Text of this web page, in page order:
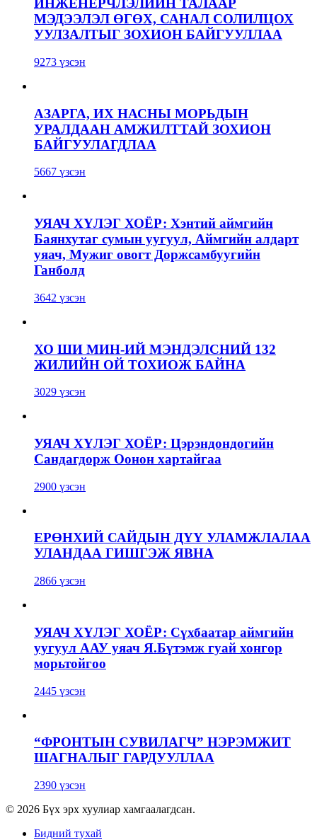
ИНЖЕНЕРЧЛЭЛИЙН ТАЛААР
МЭДЭЭЛЭЛ ӨГӨХ, САНАЛ СОЛИЛЦОХ
УУЛЗАЛТЫГ ЗОХИОН БАЙГУУЛЛАА
9273 үзсэн
АЗАРГА, ИХ НАСНЫ МОРЬДЫН
УРАЛДААН АМЖИЛТТАЙ ЗОХИОН
БАЙГУУЛАГДЛАА
5667 үзсэн
УЯАЧ ХҮЛЭГ ХОЁР: Хэнтий аймгийн
Баянхутаг сумын уугуул, Аймгийн алдарт
уяач, Мужиг овогт Доржсамбуугийн
Ганболд
3642 үзсэн
ХО ШИ МИН-ИЙ МЭНДЭЛСНИЙ 132
ЖИЛИЙН ОЙ ТОХИОЖ БАЙНА
3029 үзсэн
УЯАЧ ХҮЛЭГ ХОЁР: Цэрэндондогийн
Сандагдорж Оонон хартайгаа
2900 үзсэн
ЕРӨНХИЙ САЙДЫН ДҮҮ УЛАМЖЛАЛАА
УЛАНДАА ГИШГЭЖ ЯВНА
2866 үзсэн
УЯАЧ ХҮЛЭГ ХОЁР: Сүхбаатар аймгийн
уугуул ААУ уяач Я.Бүтэмж гуай хонгор
морьтойгоо
2445 үзсэн
“ФРОНТЫН СУВИЛАГЧ” НЭРЭМЖИТ
ШАГНАЛЫГ ГАРДУУЛЛАА
2390 үзсэн
© 2026 Бүх эрх хуулиар хамгаалагдсан.
Бидний тухай